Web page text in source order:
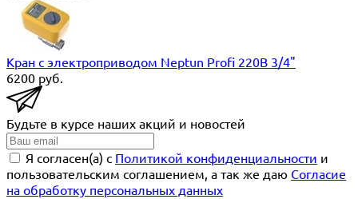
Кран с электроприводом Neptun Profi 220В 3/4"
6200 руб.
Будьте в курсе наших акций и новостей
Я согласен(a) с Политикой конфиденциальности и
пользовательским соглашением, а так же даю Согласие
на обработку персональных данных